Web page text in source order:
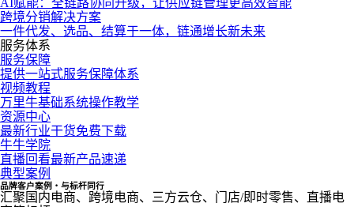
AI赋能：全链路协同升级，让供应链管理更高效智能
跨境分销解决方案
一件代发、选品、结算于一体，链通增长新未来
服务体系
服务保障
提供一站式服务保障体系
视频教程
万里牛基础系统操作教学
资源中心
最新行业干货免费下载
牛牛学院
直播回看最新产品速递
典型案例
品牌客户案例・与标杆同行
汇聚国内电商、跨境电商、三方云仓、门店/即时零售、直播电